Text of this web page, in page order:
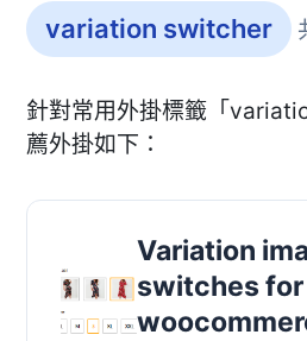
variation switcher
針對常用外掛標籤「
薦外掛如下：
Variation
switches for